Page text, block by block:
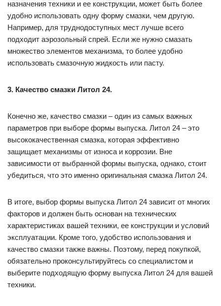
назначения техники и ее конструкции, может быть более
удобно использовать одну форму смазки, чем другую.
Например, для труднодоступных мест лучше всего
подходит аэрозольный спрей. Если же нужно смазать
множество элементов механизма, то более удобно
использовать смазочную жидкость или пасту.
3. Качество смазки Литол 24.
Конечно же, качество смазки – один из самых важных
параметров при выборе формы выпуска. Литол 24 – это
высококачественная смазка, которая эффективно
защищает механизмы от износа и коррозии. Вне
зависимости от выбранной формы выпуска, однако, стоит
убедиться, что это именно оригинальная смазка Литол 24.
В итоге, выбор формы выпуска Литол 24 зависит от многих
факторов и должен быть основан на технических
характеристиках вашей техники, ее конструкции и условий
эксплуатации. Кроме того, удобство использования и
качество смазки также важны. Поэтому, перед покупкой,
обязательно проконсультируйтесь со специалистом и
выберите подходящую форму выпуска Литол 24 для вашей
техники.